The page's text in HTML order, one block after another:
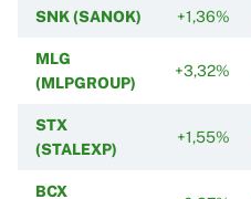
SNK (SANOK) +1,36%
MLG
(MLPGROUP)
+3,32%
STX
(STALEXP)
+1,55%
BCX